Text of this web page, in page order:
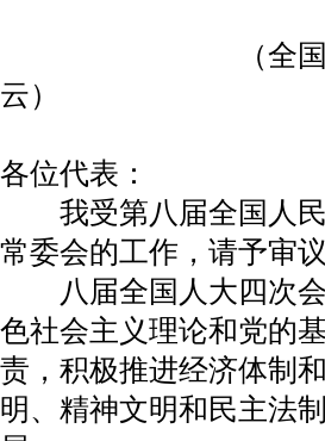
（全国人民代表
云）
各位代表：
我受第八届全国人民
常委会的工作，请予审议
八届全国人大四次会
色社会主义理论和党的
责，积极推进经济体制
明、精神文明和民主法